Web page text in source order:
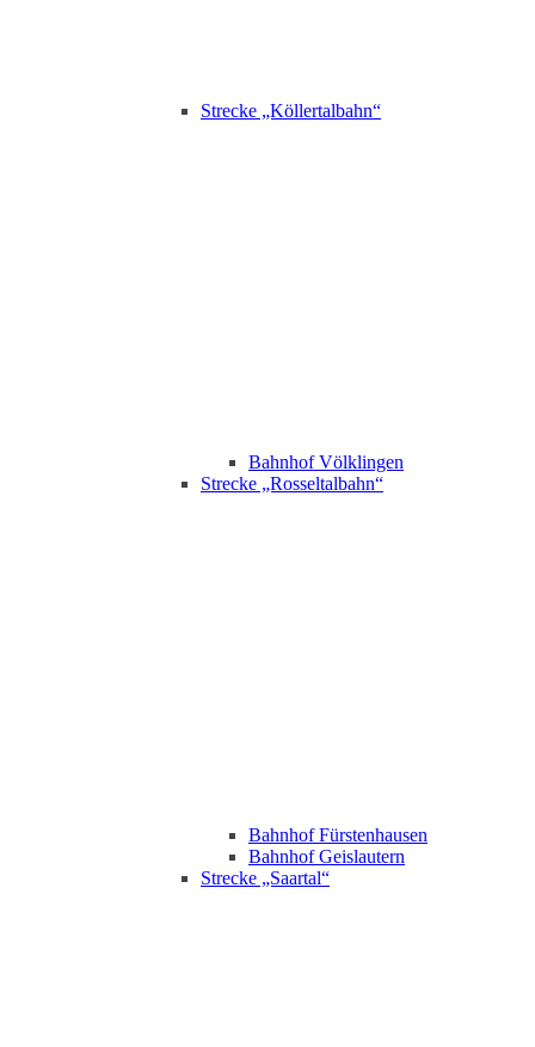
Strecke „Köllertalbahn“
Bahnhof Völklingen
Strecke „Rosseltalbahn“
Bahnhof Fürstenhausen
Bahnhof Geislautern
Strecke „Saartal“